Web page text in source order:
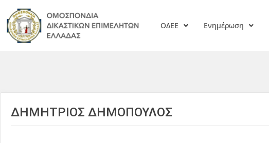
ΟΔΕΕ Ενημέρωση
ΔΗΜΗΤΡΙΟΣ ΔΗΜΟΠΟΥΛΟΣ